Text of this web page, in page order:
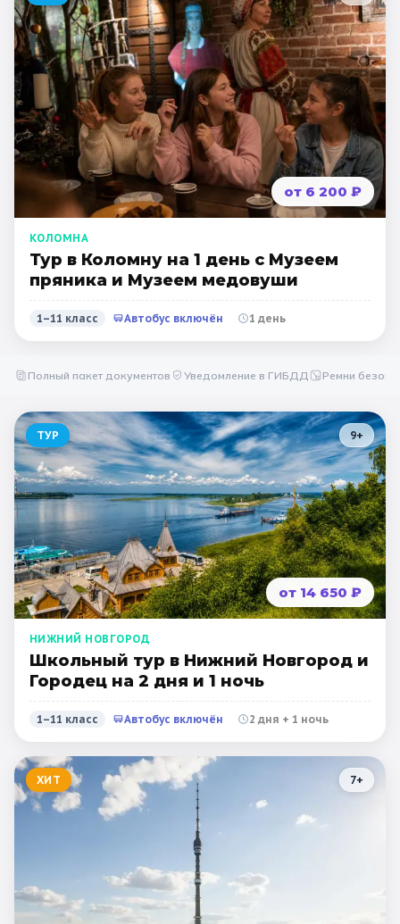
от 6 200 ₽
КОЛОМНА
Тур в Коломну на 1 день с Музеем
пряника и Музеем медовуши
1–11 класс Автобус включён 1 день
Полный пакет документов Уведомление в ГИБДД Ремни
ТУР 9+
от 14 650 ₽
НИЖНИЙ НОВГОРОД
Школьный тур в Нижний Новгород и
Городец на 2 дня и 1 ночь
1–11 класс Автобус включён 2 дня + 1 ночь
ХИТ 7+